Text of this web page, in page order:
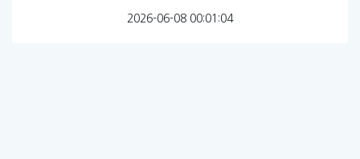
2026-06-08 00:01:04